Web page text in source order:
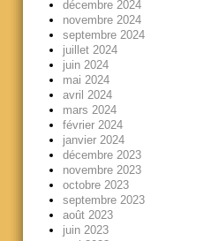
décembre 2024
novembre 2024
septembre 2024
juillet 2024
juin 2024
mai 2024
avril 2024
mars 2024
février 2024
janvier 2024
décembre 2023
novembre 2023
octobre 2023
septembre 2023
août 2023
juin 2023